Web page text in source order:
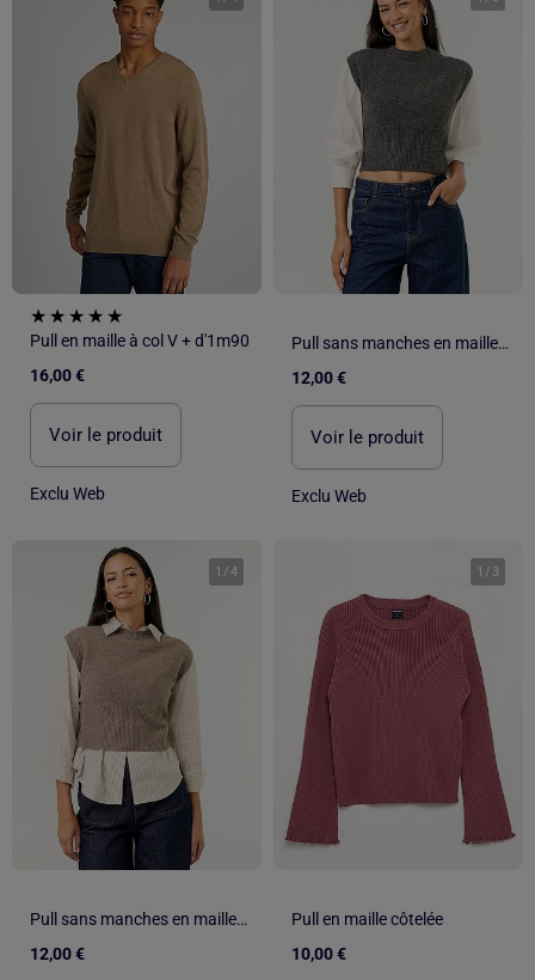
Pull en maille à col V + d'1m90
16,00 €
Voir le produit
Exclu Web
Pull sans manches en maille grosse jauge
12,00 €
Voir le produit
Exclu Web
1 /4
Pull sans manches en maille grosse jauge
12,00 €
1 / 3
Pull en maille côtelée
10,00 €